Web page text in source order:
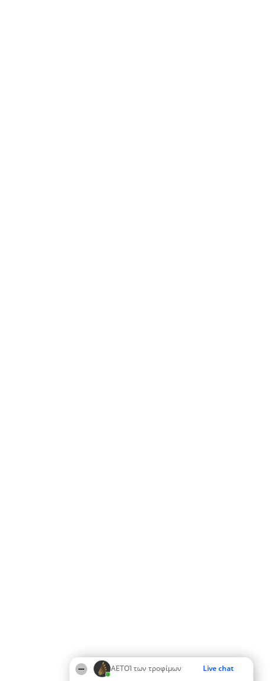
ΑΕΤΟΊ των τροφίμων Live chat